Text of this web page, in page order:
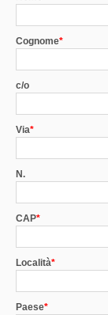
Cognome*
c/o
Via*
N.
CAP*
Località*
Paese*